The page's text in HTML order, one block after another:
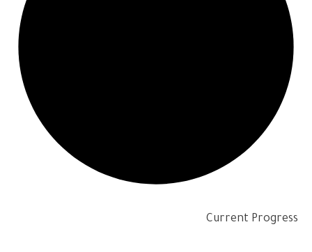
Current Progress